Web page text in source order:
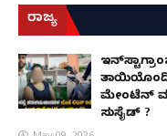
ರಾಜ್ಯ
ಮೇಂಟೆನ್
ಸುಸೈಡ್ ?